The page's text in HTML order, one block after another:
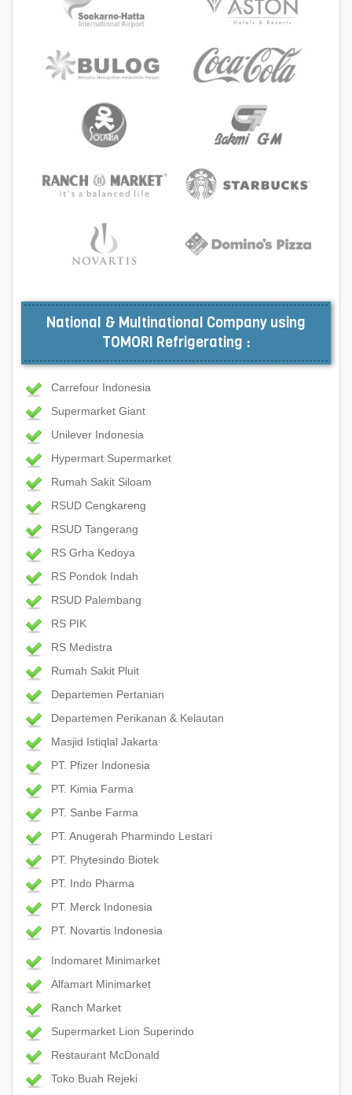
National & Multinational Company using
TOMORI Refrigerating :
Carrefour Indonesia
Supermarket Giant
Unilever Indonesia
Hypermart Supermarket
Rumah Sakit Siloam
RSUD Cengkareng
RSUD Tangerang
RS Grha Kedoya
RS Pondok Indah
RSUD Palembang
RS PIK
RS Medistra
Rumah Sakit Pluit
Departemen Pertanian
Departemen Perikanan & Kelautan
Masjid Istiqlal Jakarta
PT. Pfizer Indonesia
PT. Kimia Farma
PT. Sanbe Farma
PT. Anugerah Pharmindo Lestari
PT. Phytesindo Biotek
PT. Indo Pharma
PT. Merck Indonesia
PT. Novartis Indonesia
Indomaret Minimarket
Alfamart Minimarket
Ranch Market
Supermarket Lion Superindo
Restaurant McDonald
Toko Buah Rejeki